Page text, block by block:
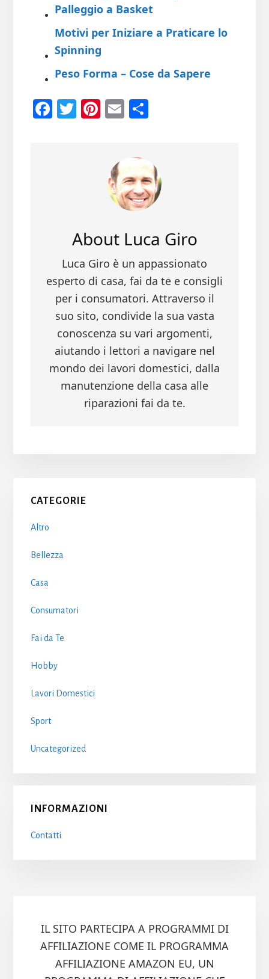
Palleggio a Basket
Motivi per Iniziare a Praticare lo
Spinning
Peso Forma – Cose da Sapere
Fa
T
Pi
es
E
vi
di
About Luca Giro
Luca Giro è un appassionato
esperto di casa, fai da te e consigli
per i consumatori. Attraverso il
suo sito, condivide la sua vasta
conoscenza su vari argomenti,
aiutando i lettori a navigare nel
mondo dei lavori domestici, dalla
manutenzione della casa alle
riparazioni fai da te.
Primary
Sidebar
CATEGORIE
Altro
Bellezza
Casa
Consumatori
Fai da Te
Hobby
Lavori Domestici
Sport
Uncategorized
INFORMAZIONI
Contatti
IL SITO PARTECIPA A PROGRAMMI DI
AFFILIAZIONE COME IL PROGRAMMA
AFFILIAZIONE AMAZON EU, UN